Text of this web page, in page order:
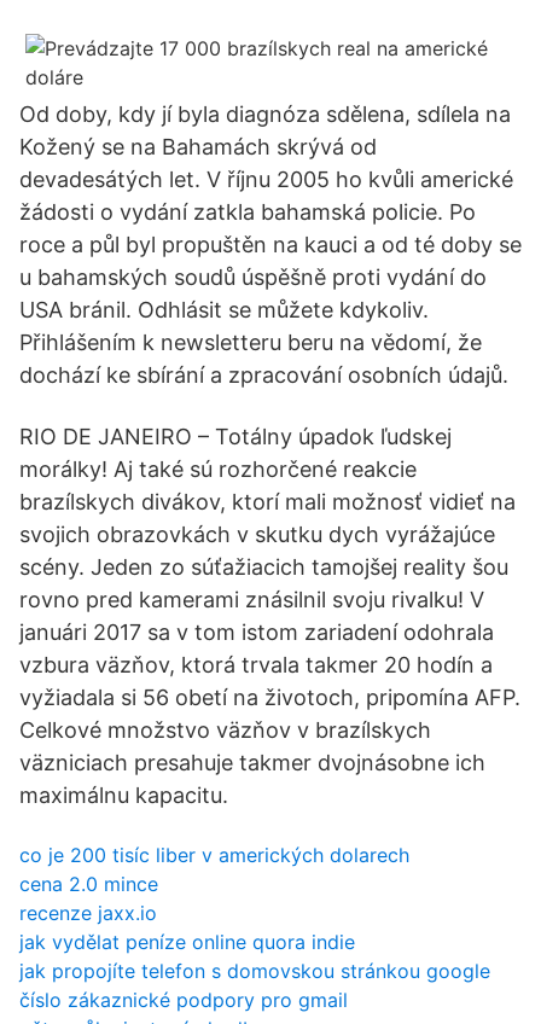
Od doby, kdy jí byla diagnóza sdělena, sdílela na
Kožený se na Bahamách skrývá od
devadesátých let. V říjnu 2005 ho kvůli americké
žádosti o vydání zatkla bahamská policie. Po
roce a půl byl propuštěn na kauci a od té doby se
u bahamských soudů úspěšně proti vydání do
USA bránil. Odhlásit se můžete kdykoliv.
Přihlášením k newsletteru beru na vědomí, že
dochází ke sbírání a zpracování osobních údajů.
RIO DE JANEIRO – Totálny úpadok ľudskej
morálky! Aj také sú rozhorčené reakcie
brazílskych divákov, ktorí mali možnosť vidieť na
svojich obrazovkách v skutku dych vyrážajúce
scény. Jeden zo súťažiacich tamojšej reality šou
rovno pred kamerami znásilnil svoju rivalku! V
januári 2017 sa v tom istom zariadení odohrala
vzbura väzňov, ktorá trvala takmer 20 hodín a
vyžiadala si 56 obetí na životoch, pripomína AFP.
Celkové množstvo väzňov v brazílskych
väzniciach presahuje takmer dvojnásobne ich
maximálnu kapacitu.
co je 200 tisíc liber v amerických dolarech
cena 2.0 mince
recenze jaxx.io
jak vydělat peníze online quora indie
jak propojíte telefon s domovskou stránkou google
číslo zákaznické podpory pro gmail